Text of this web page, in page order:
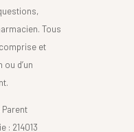
Tous
et
d’un
Parent
: 214013